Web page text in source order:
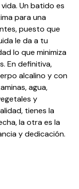
Un batido es
para una
puesto que
le da a tu
lo que minimiza
En definitiva,
alcalino y con
agua,
y
tienes la
la otra es la
y dedicación.